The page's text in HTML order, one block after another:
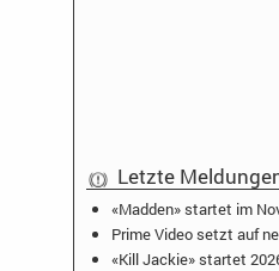
Letzte
«Madden» startet im
Prime Video setzt auf
«Kill Jackie» startet